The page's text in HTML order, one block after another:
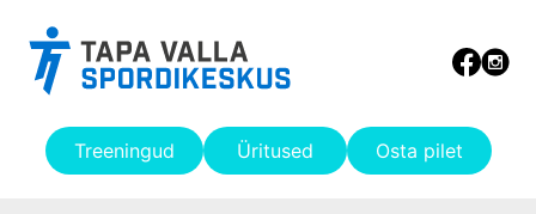
Treeningud Üritused Osta pilet